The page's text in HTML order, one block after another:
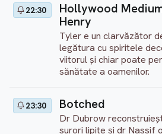
22:30
Hollywood
Henry
Tyler e un clarvăzător
legătura cu spiritele
viitorul și chiar poate
sănătate a oamenilor.
23:30 Botched
Dr Dubrow
surori lipite și dr Nassif